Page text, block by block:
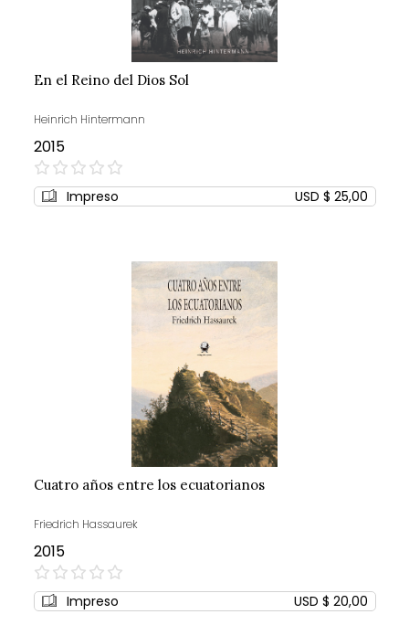
En el Reino del Dios Sol
Heinrich Hintermann
2015
0%
Impreso USD $ 25,00
Cuatro años entre los ecuatorianos
Friedrich Hassaurek
2015
0%
Impreso USD $ 20,00